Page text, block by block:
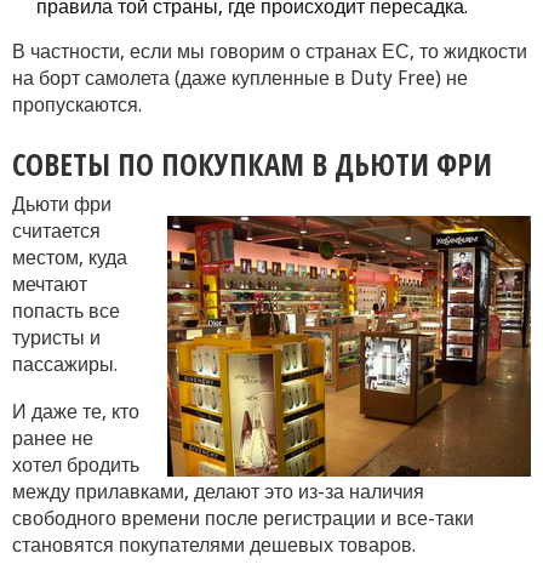
правила той страны, где происходит пересадка.
В частности, если мы говорим о странах ЕС, то жидкости
на борт самолета (даже купленные в Duty Free) не
пропускаются.
СОВЕТЫ ПО ПОКУПКАМ В ДЬЮТИ ФРИ
Дьюти фри
считается
местом, куда
мечтают
попасть все
туристы и
пассажиры.
И даже те, кто
ранее не
хотел бродить
между прилавками, делают это из-за наличия
свободного времени после регистрации и все-таки
становятся покупателями дешевых товаров.